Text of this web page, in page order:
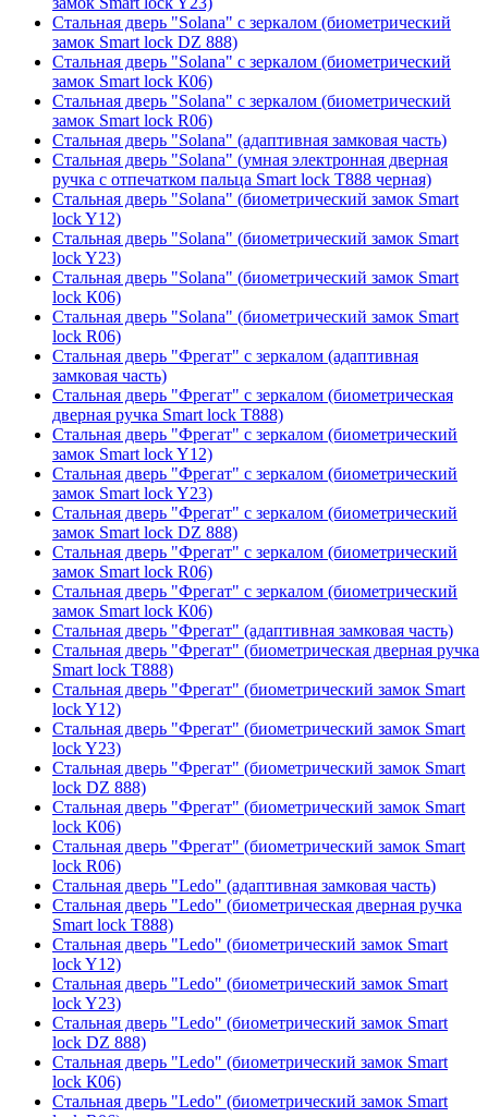
Стальная дверь "Solana" с зеркалом (биометрический
замок Smart lock DZ 888)
Стальная дверь "Solana" с зеркалом (биометрический
замок Smart lock К06)
Стальная дверь "Solana" с зеркалом (биометрический
замок Smart lock R06)
Стальная дверь "Solana" (адаптивная замковая часть)
Стальная дверь "Solana" (умная электронная дверная
ручка с отпечатком пальца Smart lock T888 черная)
Стальная дверь "Solana" (биометрический замок Smart
lock Y12)
Стальная дверь "Solana" (биометрический замок Smart
lock Y23)
Стальная дверь "Solana" (биометрический замок Smart
lock К06)
Стальная дверь "Solana" (биометрический замок Smart
lock R06)
Стальная дверь "Фрегат" с зеркалом (адаптивная
замковая часть)
Стальная дверь "Фрегат" с зеркалом (биометрическая
дверная ручка Smart lock T888)
Стальная дверь "Фрегат" с зеркалом (биометрический
замок Smart lock Y12)
Стальная дверь "Фрегат" с зеркалом (биометрический
замок Smart lock Y23)
Стальная дверь "Фрегат" с зеркалом (биометрический
замок Smart lock DZ 888)
Стальная дверь "Фрегат" с зеркалом (биометрический
замок Smart lock R06)
Стальная дверь "Фрегат" с зеркалом (биометрический
замок Smart lock К06)
Стальная дверь "Фрегат" (адаптивная замковая часть)
Стальная дверь "Фрегат" (биометрическая дверная ручка
Smart lock T888)
Стальная дверь "Фрегат" (биометрический замок Smart
lock Y12)
Стальная дверь "Фрегат" (биометрический замок Smart
lock Y23)
Стальная дверь "Фрегат" (биометрический замок Smart
lock DZ 888)
Стальная дверь "Фрегат" (биометрический замок Smart
lock К06)
Стальная дверь "Фрегат" (биометрический замок Smart
lock R06)
Стальная дверь "Ledo" (адаптивная замковая часть)
Стальная дверь "Ledo" (биометрическая дверная ручка
Smart lock T888)
Стальная дверь "Ledo" (биометрический замок Smart
lock Y12)
Стальная дверь "Ledo" (биометрический замок Smart
lock Y23)
Стальная дверь "Ledo" (биометрический замок Smart
lock DZ 888)
Стальная дверь "Ledo" (биометрический замок Smart
lock К06)
Стальная дверь "Ledo" (биометрический замок Smart